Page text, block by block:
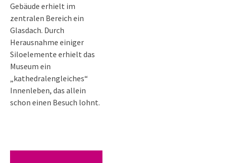
Gebäude erhielt im
zentralen Bereich ein
Glasdach. Durch
Herausnahme einiger
Siloelemente erhielt das
Museum ein
„kathedralengleiches“
Innenleben, das allein
schon einen Besuch lohnt.